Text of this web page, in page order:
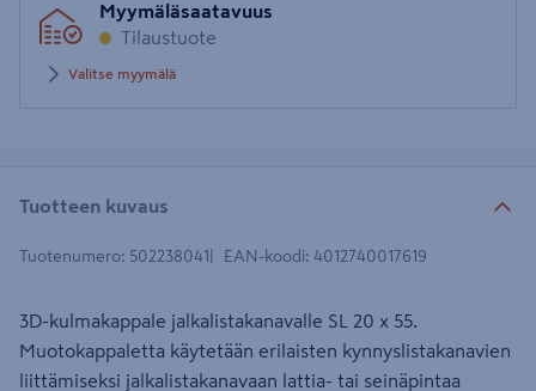
postinumero
Myymäläsaatavuus
Tilaustuote
Valitse myymälä
Tuotteen kuvaus
Tuotenumero: 502238041 EAN-koodi: 4012740017619
3D-kulmakappale jalkalistakanavalle SL 20 x 55.
Muotokappaletta käytetään erilaisten kynnyslistakanavien
liittämiseksi jalkalistakanavaan lattia- tai seinäpintaa